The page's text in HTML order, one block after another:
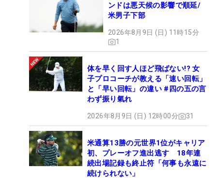
ンドは悪天候の影響で順延/
米男子下部
2026年8月9日 (日) 11時15分
1
体を早く回す人ほど飛ばない!? 女
子プロコーチが教える「速い回転」
と「早い回転」の違い #四の五の言
わず振り氣れ
2026年8月9日 (日) 12時00分 31
米通算13勝の元世界1位がキャリア
初、プレーオフ進出逃す 18年連
続出場記録も終止符「何事も永遠に
続けられない」